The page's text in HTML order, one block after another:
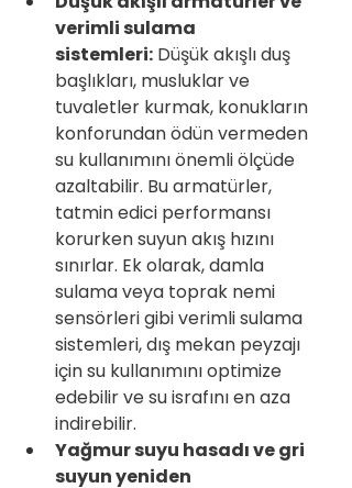
verimli sulama
sistemleri: Düşük akışlı duş
başlıkları, musluklar ve
tuvaletler kurmak, konukların
konforundan ödün vermeden
su kullanımını önemli ölçüde
azaltabilir. Bu armatürler,
tatmin edici performansı
korurken suyun akış hızını
sınırlar. Ek olarak, damla
sulama veya toprak nemi
sensörleri gibi verimli sulama
sistemleri, dış mekan peyzajı
için su kullanımını optimize
edebilir ve su israfını en aza
indirebilir.
Yağmur suyu hasadı ve gri
suyun yeniden